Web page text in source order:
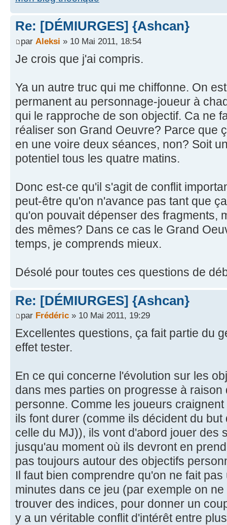
Re: [DÉMIURGES] {Ashcan}
par Aleksi » 10 Mai 2011, 18:54
Je crois que j'ai compris.
Ya un autre truc qui me chiffonne. On
permanent au personnage-joueur à
qui le rapproche de son objectif. Ca ne
réaliser son Grand Oeuvre? Parce que
en une voire deux séances, non? Soit
potentiel tous les quatre matins.
Donc est-ce qu'il s'agit de conflit
peut-être qu'on n'avance pas tant que
qu'on pouvait dépenser des fragments,
des mêmes? Dans ce cas le Grand
temps, je comprends mieux.
Désolé pour toutes ces questions de
Re: [DÉMIURGES] {Ashcan}
par Frédéric » 10 Mai 2011, 19:29
Excellentes questions, ça fait partie du
effet tester.
En ce qui concerne l'évolution sur les
dans mes parties on progresse à raison
personne. Comme les joueurs
ils font durer (comme ils décident du
celle du MJ)), ils vont d'abord jouer des
jusqu'au moment où ils devront en
pas toujours autour des objectifs
Il faut bien comprendre qu'on ne fait
minutes dans ce jeu (par exemple on
trouver des indices, pour donner un
y a un véritable conflit d'intérêt entre